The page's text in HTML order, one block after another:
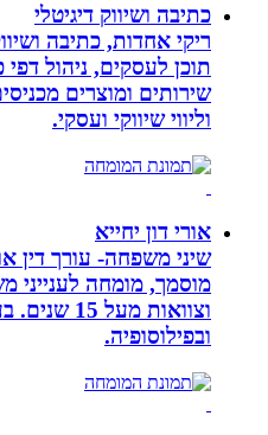
כתיבה ושיווק דיגיטלי
ריקי אחדות, כתיבה ושיווק
תוכן לעסקים, ניהול דפי
שירותים ומוצרים מכניסים,
וליווי שיווקי ועסקי.
אורי דון יחייא
שיני משפחה- עורך דין אורי
מוסמך, מומחה לענייני
וצוואות מעל 15
ובפילוסופיה.